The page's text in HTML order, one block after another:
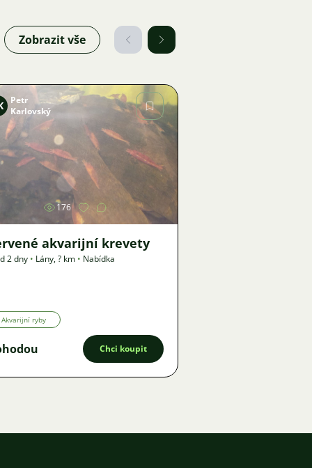
Zobrazit vše
Obrázek
Petr
Karlovský
176
akvarijní krevety
2 dny • Lány,? km • Nabídka
Akvarijní ryby
Chci koupit